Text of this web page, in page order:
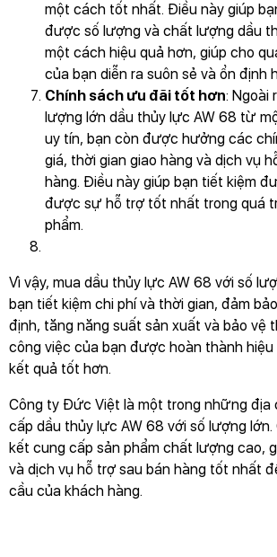
một cách tốt nhất. Điều này giúp
được số lượng và chất lượng dầu
một cách hiệu quả hơn, giúp cho
của bạn diễn ra suôn sẻ và ổn định
Chính sách ưu đãi tốt hơn: Ngoài
lượng lớn dầu thủy lực AW 68 từ
uy tín, bạn còn được hưởng các
giá, thời gian giao hàng và dịch vụ
hàng. Điều này giúp bạn tiết kiệm
được sự hỗ trợ tốt nhất trong quá
phẩm.
Vì vậy, mua dầu thủy lực AW 68 với số
bạn tiết kiệm chi phí và thời gian, đảm
định, tăng năng suất sản xuất và bảo vệ
công việc của bạn được hoàn thành
kết quả tốt hơn.
Công ty Đức Việt là một trong những địa
cấp dầu thủy lực AW 68 với số lượng lớn.
kết cung cấp sản phẩm chất lượng cao,
và dịch vụ hỗ trợ sau bán hàng tốt nhất
cầu của khách hàng.